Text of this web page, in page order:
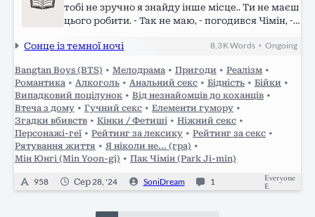
тобі не зручно я знайду інше місце.. Ти не маєш
цього робити. - Так не маю, - погодився Чімін, -
через декілька хвилин вернувшись із
Сонце із темної ночі 8,3 KWords •Ongoing
Bangtan Boys (BTS) • Мелодрама • Пригоди • Реалізм •
Романтика • Алкоголь • Анальний секс • Бідність • Бійки •
Випадковий поцілунок • Від незнайомців до коханців •
Втеча з дому • Гучний секс • Елементи гумору •
Згадки вбивств • Кінки / Фетиші • Ніжний секс •
Персонажі-геї • Рейтинг за лексику • Рейтинг за секс •
Рятування життя • Я ніколи не... (гра) •
Мін Юнгі (Min Yoon-gi) • Пак Чімін (Park Ji-min)
958 Сер 28, '24 SoniDream 1
Everyone
E